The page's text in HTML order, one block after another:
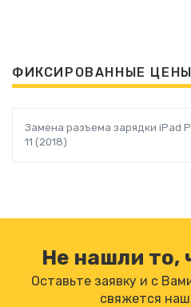
ФИКСИРОВАННЫЕ ЦЕНЫ
Замена разъема зарядки iPad
11 (2018)
Не нашли то,
Оставьте заявку и с
свяжется